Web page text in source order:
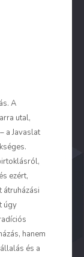
A
utal,
a Javaslat
ezért,
átruházási
úgy
hanem
és a